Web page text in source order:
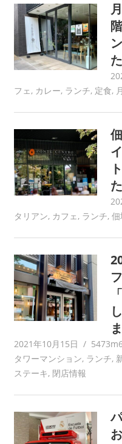
フェ, カレー, ランチ, 定食,
タリアン, カフェ, ランチ, 佃
2021年10月15日
タワーマンション, ランチ,
ステーキ, 閉店情報